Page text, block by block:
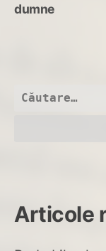
dumne
Caută
Articole